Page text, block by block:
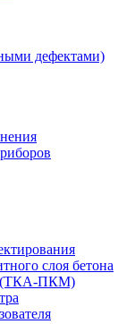
дефектами)
слоя бетона
(ТКА-ПКМ)